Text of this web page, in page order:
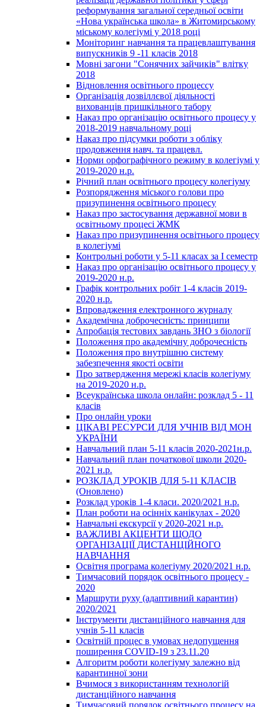
реформування загальної середньої освіти
«Нова українська школа» в Житомирському
міському колегіумі у 2018 році
Моніторинг навчання та працевлаштування
випускників 9 -11 класів 2018
Мовні загони "Сонячних зайчиків" влітку
2018
Відновлення освітнього процессу
Організація дозвіллєвої діяльності
вихованців пришкільного табору
Наказ про організацію освітнього процесу у
2018-2019 навчальному році
Наказ про підсумки роботи з обліку
продовження навч. та працевл.
Норми орфографічного режиму в колегіумі у
2019-2020 н.р.
Річний план освітнього процесу колегіуму
Розпорядження міського голови про
призупинення освітнього процесу
Наказ про застосування державної мови в
освітньому процесі ЖМК
Наказ про призупинення освітнього процесу
в колегіумі
Контрольні роботи у 5-11 класах за І семестр
Наказ про організацію освітнього процесу у
2019-2020 н.р.
Графік контрольних робіт 1-4 класів 2019-
2020 н.р.
Впровадження електронного журналу
Академічна доброчесність: принципи
Апробація тестових завдань ЗНО з біології
Положення про академічну доброчесність
Положення про внутрішню систему
забезпечення якості освіти
Про затвердження мережі класів колегіуму
на 2019-2020 н.р.
Всеукраїнська школа онлайн: розклад 5 - 11
класів
Про онлайн уроки
ЦІКАВІ РЕСУРСИ ДЛЯ УЧНІВ ВІД МОН
УКРАЇНИ
Навчальний план 5-11 класів 2020-2021н.р.
Навчальний план початкової школи 2020-
2021 н.р.
РОЗКЛАД УРОКІВ ДЛЯ 5-11 КЛАСІВ
(Оновлено)
Розклад уроків 1-4 класи. 2020/2021 н.р.
План роботи на осінніх канікулах - 2020
Навчальні екскурсії у 2020-2021 н.р.
ВАЖЛИВІ АКЦЕНТИ ЩОДО
ОРГАНІЗАЦІЇ ДИСТАНЦІЙНОГО
НАВЧАННЯ
Освітня програма колегіуму 2020/2021 н.р.
Тимчасовий порядок освітнього процесу -
2020
Маршрути руху (адаптивний карантин)
2020/2021
Інструменти дистанційного навчання для
учнів 5-11 класів
Освітній процес в умовах недопущення
поширення COVID-19 з 23.11.20
Алгоритм роботи колегіуму залежно від
карантинної зони
Вчимося з використанням технологій
дистанційного навчання
Тимчасовий порядок освітнього процесу на